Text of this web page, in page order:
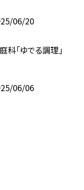
06/20
科「ゆでる調理」
06/06